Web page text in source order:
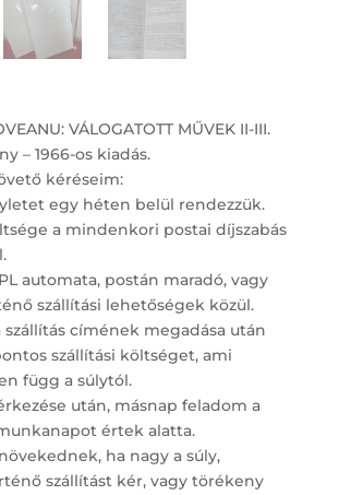
VÁLOGATOTT MŰVEK II-III.
– 1966-os kiadás.
kéréseim:
egy héten belül rendezzük.
a mindenkori postai díjszabás
automata, postán maradó, vagy
szállítási lehetőségek közül.
szállítás címének megadása után
szállítási költséget, ami
függ a súlytól.
után, másnap feladom a
értek alatta.
ha nagy a súly,
szállítást kér, vagy törékeny